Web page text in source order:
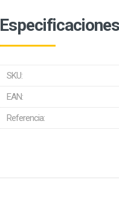
Especificaciones
SKU:
EAN:
Referencia: